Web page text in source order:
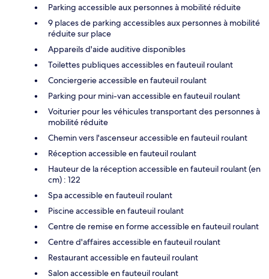
Parking accessible aux personnes à mobilité réduite
9 places de parking accessibles aux personnes à mobilité
réduite sur place
Appareils d'aide auditive disponibles
Toilettes publiques accessibles en fauteuil roulant
Conciergerie accessible en fauteuil roulant
Parking pour mini-van accessible en fauteuil roulant
Voiturier pour les véhicules transportant des personnes à
mobilité réduite
Chemin vers l'ascenseur accessible en fauteuil roulant
Réception accessible en fauteuil roulant
Hauteur de la réception accessible en fauteuil roulant (en
cm) : 122
Spa accessible en fauteuil roulant
Piscine accessible en fauteuil roulant
Centre de remise en forme accessible en fauteuil roulant
Centre d'affaires accessible en fauteuil roulant
Restaurant accessible en fauteuil roulant
Salon accessible en fauteuil roulant